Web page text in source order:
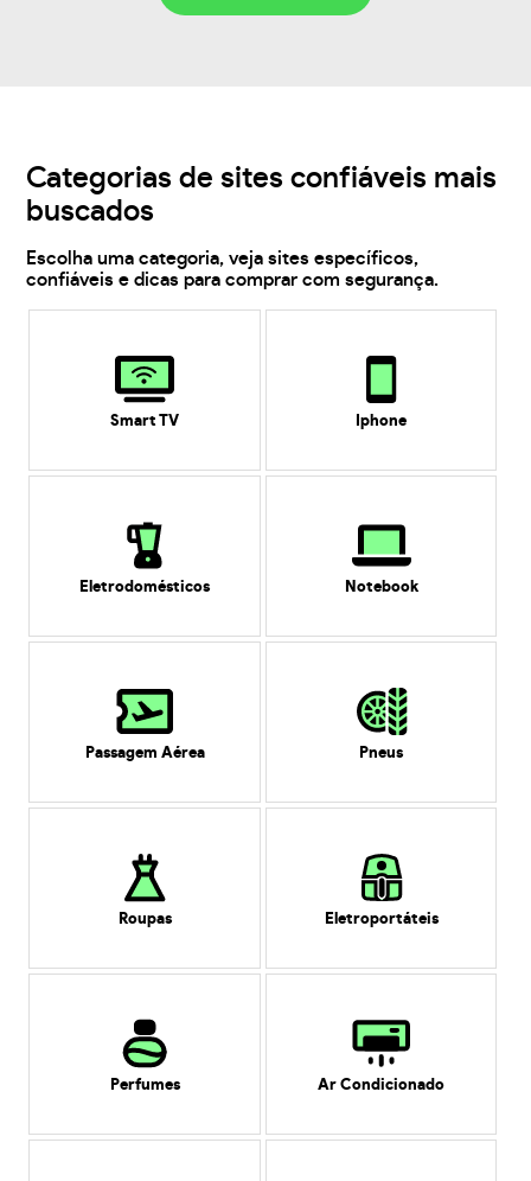
Categorias de sites confiáveis mais
buscados
Escolha uma categoria, veja sites específicos,
confiáveis e dicas para comprar com segurança.
Smart TV Iphone
Eletrodomésticos Notebook
Passagem Aérea Pneus
Roupas Eletroportáteis
Perfumes Ar Condicionado